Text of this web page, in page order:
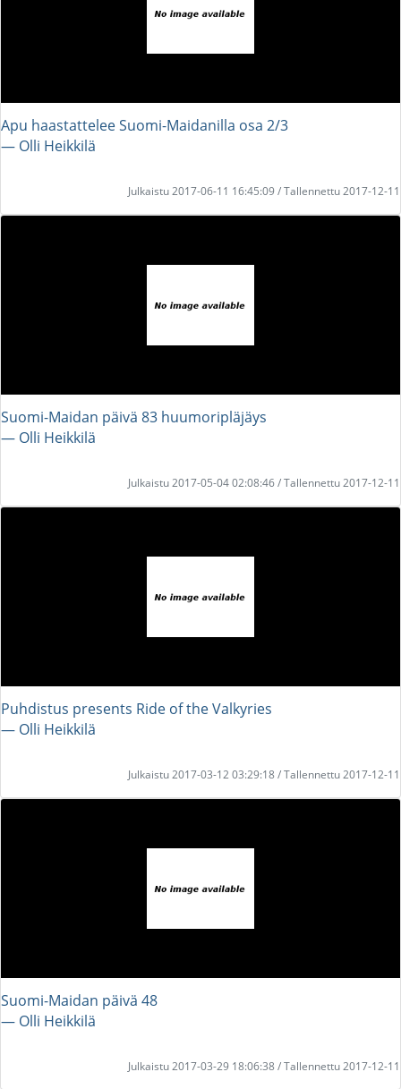
Apu haastattelee Suomi-Maidanilla osa 2/3
― Olli Heikkilä
Julkaistu 2017-06-11 16:45:09 / Tallennettu 2017-12-11
Suomi-Maidan päivä 83 huumoripläjäys
― Olli Heikkilä
Julkaistu 2017-05-04 02:08:46 / Tallennettu 2017-12-11
Puhdistus presents Ride of the Valkyries
― Olli Heikkilä
Julkaistu 2017-03-12 03:29:18 / Tallennettu 2017-12-11
Suomi-Maidan päivä 48
― Olli Heikkilä
Julkaistu 2017-03-29 18:06:38 / Tallennettu 2017-12-11